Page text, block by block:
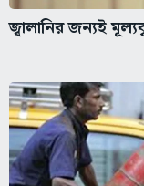
জ্বালানির জন্যই